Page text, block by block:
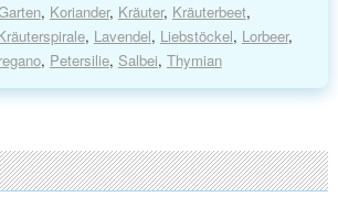
, Koriander, Kräuter, Kräuterbeet,
, Lavendel, Liebstöckel, Lorbeer,
, Petersilie, Salbei, Thymian